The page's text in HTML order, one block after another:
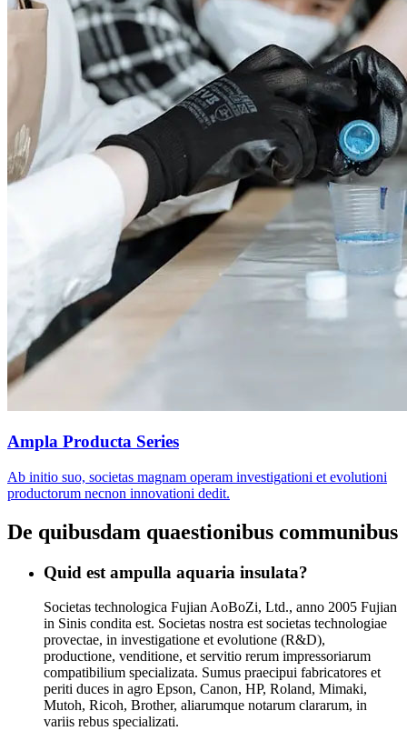
Ampla Producta Series
Ab initio suo, societas magnam operam investigationi et evolutioni
productorum necnon innovationi dedit.
De quibusdam quaestionibus communibus
Quid est ampulla aquaria insulata?
Societas technologica Fujian AoBoZi, Ltd., anno 2005 Fujian
in Sinis condita est. Societas nostra est societas technologiae
provectae, in investigatione et evolutione (R&D),
productione, venditione, et servitio rerum impressoriarum
compatibilium specializata. Sumus praecipui fabricatores et
periti duces in agro Epson, Canon, HP, Roland, Mimaki,
Mutoh, Ricoh, Brother, aliarumque notarum clararum, in
variis rebus specializati.